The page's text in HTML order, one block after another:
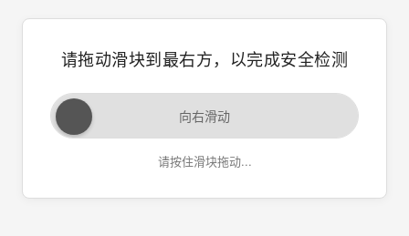
请拖动滑块到最右方，以完成安全检测
向右滑动
请按住滑块拖动...